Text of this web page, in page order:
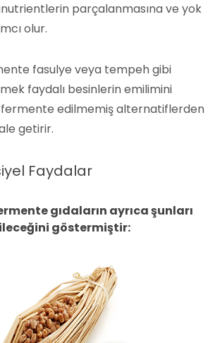
parçalanmasına ve yok
olur.
fasulye veya tempeh gibi
faydalı besinlerin emilimini
fermente edilmemiş alternatiflerden
getirir.
Faydalar
gıdaların ayrıca şunları
göstermiştir: